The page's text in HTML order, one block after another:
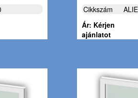
Cikkszám
Ár: Kérjen
ajánlatot